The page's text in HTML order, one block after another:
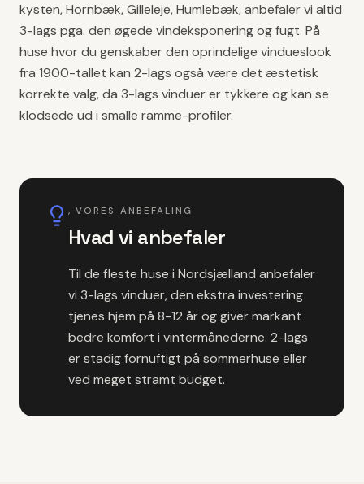
kysten, Hornbæk, Gilleleje, Humlebæk, anbefaler vi altid
3-lags pga. den øgede vindeksponering og fugt. På
huse hvor du genskaber den oprindelige vindueslook
fra 1900-tallet kan 2-lags også være det æstetisk
korrekte valg, da 3-lags vinduer er tykkere og kan se
klodsede ud i smalle ramme-profiler.
, VORES ANBEFALING
Hvad vi anbefaler
Til de fleste huse i Nordsjælland anbefaler
vi 3-lags vinduer, den ekstra investering
tjenes hjem på 8-12 år og giver markant
bedre komfort i vintermånederne. 2-lags
er stadig fornuftigt på sommerhuse eller
ved meget stramt budget.